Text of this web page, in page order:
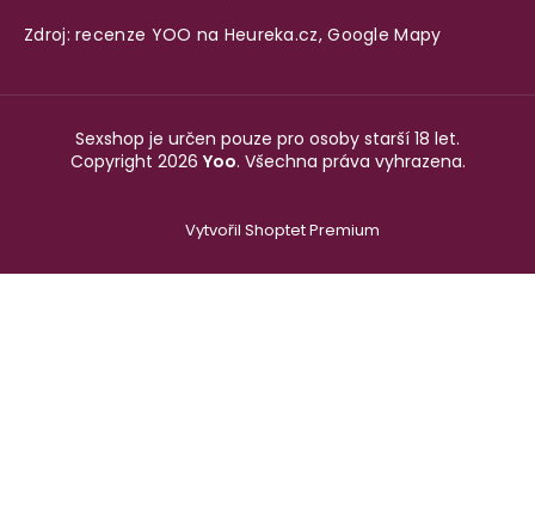
Zdroj: recenze YOO na Heureka.cz,Google Mapy
Vytvořil Shoptet Premium
Sexshop je určen pouze pro osoby starší 18 let.
Copyright 2026 Yoo. Všechna práva vyhrazena.